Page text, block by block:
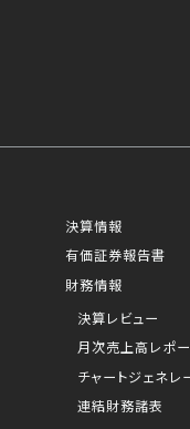
決算情報
有価証券報告書
財務情報
決算レビュー
月次売上高レポ
チャートジェネレ
連結財務諸表